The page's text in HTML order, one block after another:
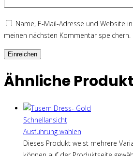
Name, E-Mail-Adresse und Website
meinen nächsten Kommentar speichern.
Ähnliche
Schnellansicht
Ausführung wählen
Dieses Produkt weist mehrere